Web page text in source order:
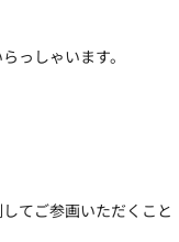
っしゃいます。
てご参画いただくこと